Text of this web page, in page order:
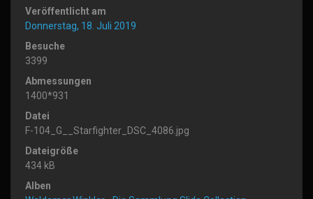
Veröffentlicht am
Donnerstag, 18. Juli 2019
Besuche
3399
Abmessungen
1400*931
Datei
F-104_G__Starfighter_DSC_4086.jpg
Dateigröße
434 kB
Alben